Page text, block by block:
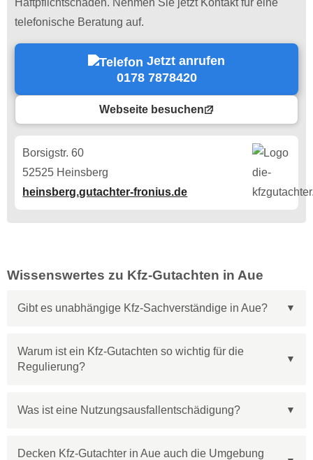
Haftpflichtschäden. Nehmen Sie jetzt Kontakt für eine
telefonische Beratung auf.
Jetzt anrufen
0178 7878420
Webseite besuchen
Borsigstr. 60
52525 Heinsberg
heinsberg.gutachter-fronius.de
Wissenswertes zu Kfz-Gutachten in Aue
Gibt es unabhängige Kfz-Sachverständige in Aue?
Warum ist ein Kfz-Gutachten so wichtig für die
Regulierung?
Was ist eine Nutzungsausfallentschädigung?
Decken Kfz-Gutachter in Aue auch die Umgebung